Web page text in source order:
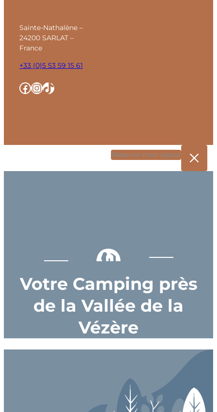
Sainte-Nathalène –
24200 SARLAT –
France
+33 (0)5 53 59 15 61
Facebook
Instagram
TikTok
Réserver mon séjour
Votre Camping près
de la Vallée de la
Vézère